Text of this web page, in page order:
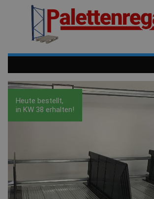
Heute bestellt,
in KW 38 erhalten!